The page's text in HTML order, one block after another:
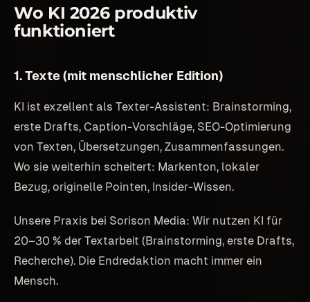
Wo KI 2026 produktiv
funktioniert
1. Texte (mit menschlicher Edition)
KI ist exzellent als Texter-Assistent: Brainstorming,
erste Drafts, Caption-Vorschläge, SEO-Optimierung
von Texten, Übersetzungen, Zusammenfassungen.
Wo sie weiterhin scheitert: Markenton, lokaler
Bezug, originelle Pointen, Insider-Wissen.
Unsere Praxis bei Sorison Media: Wir nutzen KI für
20–30 % der Textarbeit (Brainstorming, erste Drafts,
Recherche). Die Endredaktion macht immer ein
Mensch.